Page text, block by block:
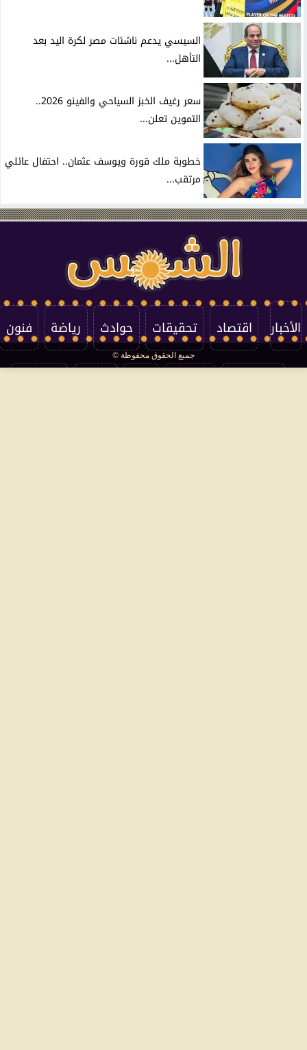
السيسي يدعم ناشئات مصر لكرة اليد بعد
التأهل...
سعر رغيف الخبز السياحي والفينو 2026..
التموين تعلن...
خطوبة ملك قورة ويوسف عثمان.. احتفال عائلي
مرتقب...
الأخبار اقتصاد تحقيقات حوادث رياضة فنون
جميع الحقوق محفوظة ©